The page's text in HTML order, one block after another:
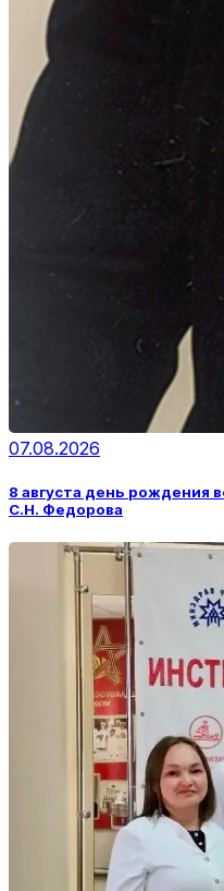
07.08.2026
8 августа день рождения
С.Н. Федорова